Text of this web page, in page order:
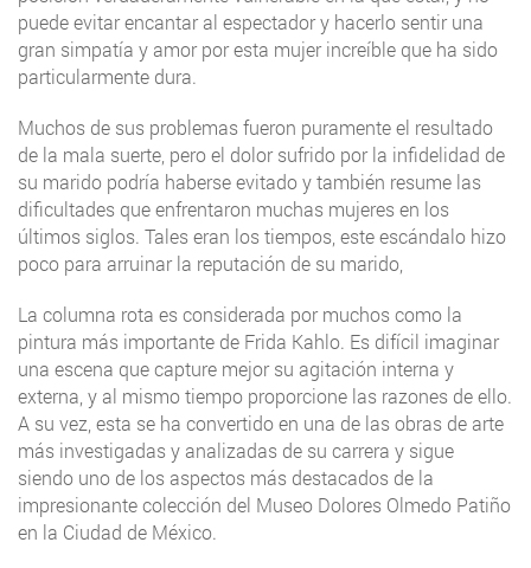
puede evitar encantar al espectador y hacerlo sentir una
gran simpatía y amor por esta mujer increíble que ha sido
particularmente dura.
Muchos de sus problemas fueron puramente el resultado
de la mala suerte, pero el dolor sufrido por la infidelidad de
su marido podría haberse evitado y también resume las
dificultades que enfrentaron muchas mujeres en los
últimos siglos. Tales eran los tiempos, este escándalo hizo
poco para arruinar la reputación de su marido,
La columna rota es considerada por muchos como la
pintura más importante de Frida Kahlo. Es difícil imaginar
una escena que capture mejor su agitación interna y
externa, y al mismo tiempo proporcione las razones de ello.
A su vez, esta se ha convertido en una de las obras de arte
más investigadas y analizadas de su carrera y sigue
siendo uno de los aspectos más destacados de la
impresionante colección del Museo Dolores Olmedo Patiño
en la Ciudad de México.